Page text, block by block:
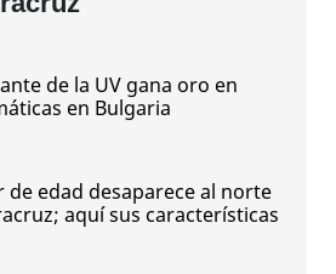
de la UV gana oro en
en Bulgaria
de edad desaparece al norte
aquí sus características